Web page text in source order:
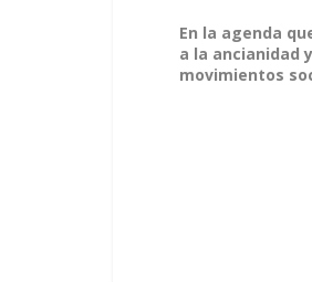
En la agenda
a la ancianidad
movimientos